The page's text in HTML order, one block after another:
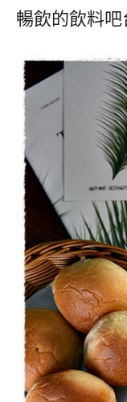
暢飲的飲料吧